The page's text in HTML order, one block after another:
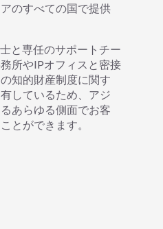
のすべての国で提供
と専任のサポートチー
所やIPオフィスと密接
知的財産制度に関す
しているため、アジ
あらゆる側面でお客
とができます。